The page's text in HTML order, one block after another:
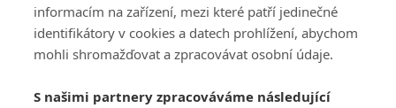
PŘIHLÁSIT
REGISTROVAT
DISKUZE
Šéfredaktorkou webu jePetr Slavík, e-mailserialy@fandimefilmu.cz
informacím na zařízení, mezi které patří jedinečné
identifikátory v cookies a datech prohlížení, abychom
mohli shromažďovat a zpracovávat osobní údaje.
S našimi partnery zpracováváme následující